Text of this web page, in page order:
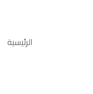
الرئيسية‎